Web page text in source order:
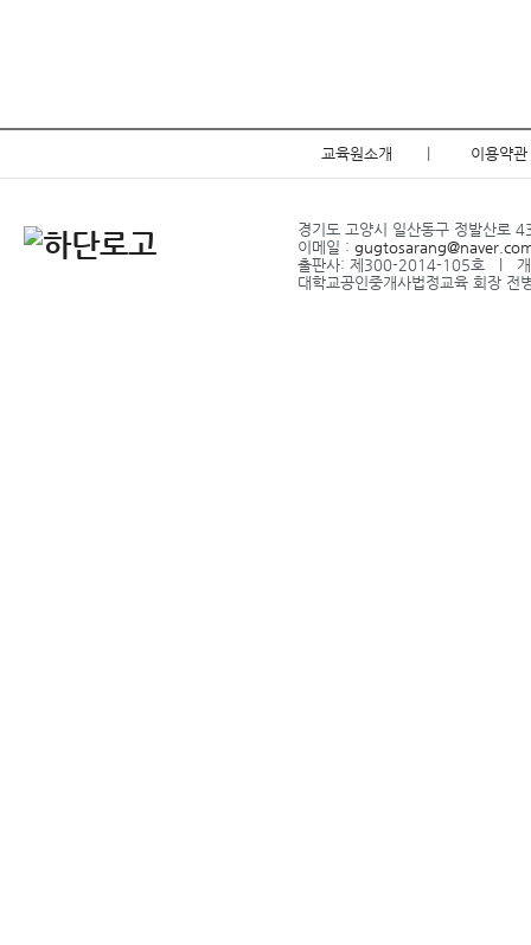
교육원소개 이용약관
경기도 고양시 일산동구 정발산
이메일 :
출판사: 제300-2014-105호 l 개
대학교공인중개사법정교육 회장